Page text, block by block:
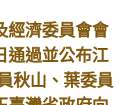
濟委員會會
通過並公布江
秋山、葉委員